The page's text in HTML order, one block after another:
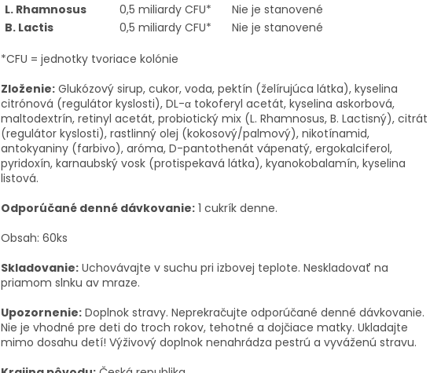
L. Rhamnosus
0,5 miliardy CFU*
Nie je stanovené
B. Lactis
0,5 miliardy CFU*
Nie je stanovené
*CFU = jednotky tvoriace kolónie
Zloženie: Glukózový sirup, cukor, voda, pektín (želírujúca látka), kyselina
citrónová (regulátor kyslosti), DL-α tokoferyl acetát, kyselina askorbová,
maltodextrín, retinyl acetát, probiotický mix (L. Rhamnosus, B. Lactisný), citrát
(regulátor kyslosti), rastlinný olej (kokosový/palmový), nikotínamid,
antokyaniny (farbivo), aróma, D-pantothenát vápenatý, ergokalciferol,
pyridoxín, karnaubský vosk (protispekavá látka), kyanokobalamín, kyselina
listová.
Odporúčané denné dávkovanie: 1 cukrík denne.
Obsah: 60ks
Skladovanie: Uchovávajte v suchu pri izbovej teplote. Neskladovať na
priamom slnku av mraze.
Upozornenie: Doplnok stravy. Neprekračujte odporúčané denné dávkovanie.
Nie je vhodné pre deti do troch rokov, tehotné a dojčiace matky. Ukladajte
mimo dosahu detí! Výživový doplnok nenahrádza pestrú a vyváženú stravu.